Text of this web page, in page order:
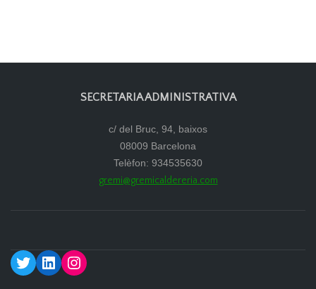
SECRETARIA ADMINISTRATIVA
c/ del Bruc, 94, baixos
08009 Barcelona
Telèfon: 934535630
gremi@gremicaldereria.com
TwitterLinkedInInstagram